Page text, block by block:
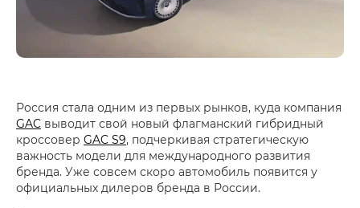
Россия стала одним из первых рынков, куда компания
GAC выводит свой новый флагманский гибридный
кроссовер GAC S9, подчеркивая стратегическую
важность модели для международного развития
бренда. Уже совсем скоро автомобиль появится у
официальных дилеров бренда в России.